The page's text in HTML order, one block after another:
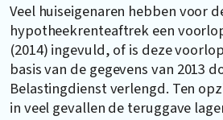
Veel huiseigenaren hebben voor
hypotheekrenteaftrek een
(2014) ingevuld, of is deze
basis van de gegevens van 2013
Belastingdienst verlengd. Ten
in veel gevallen de teruggave